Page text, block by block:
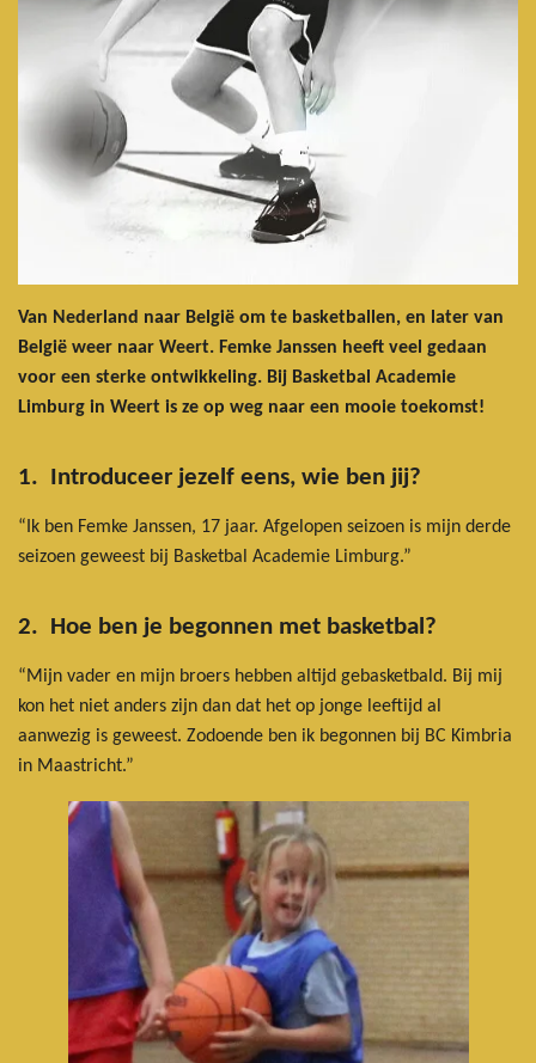
Van Nederland naar België om te basketballen, en later van
België weer naar Weert. Femke Janssen heeft veel gedaan
voor een sterke ontwikkeling. Bij Basketbal Academie
Limburg in Weert is ze op weg naar een mooie toekomst!
1. Introduceer jezelf eens, wie ben jij?
“Ik ben Femke Janssen, 17 jaar. Afgelopen seizoen is mijn derde
seizoen geweest bij Basketbal Academie Limburg.”
2. Hoe ben je begonnen met basketbal?
“Mijn vader en mijn broers hebben altijd gebasketbald. Bij mij
kon het niet anders zijn dan dat het op jonge leeftijd al
aanwezig is geweest. Zodoende ben ik begonnen bij BC Kimbria
in Maastricht.”